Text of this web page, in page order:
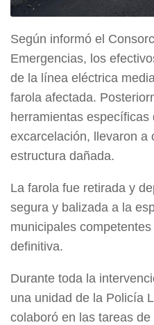
Según informó el
Emergencias, los
de la línea eléctrica
farola afectada.
herramientas
excarcelación, llevaron a
estructura dañada.
La farola fue retirada y
segura y balizada a la
municipales
definitiva.
Durante toda la
una unidad de la Policía
colaboró en las tareas